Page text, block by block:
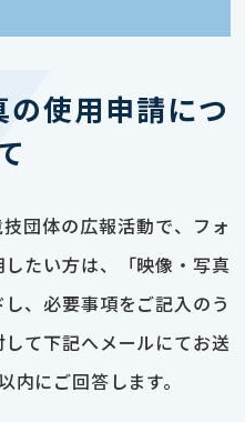
使用申請につ
団体の広報活動で、フォ
たい方は、「映像・写真
、必要事項をご記入のう
て下記へメールにてお送
内にご回答します。